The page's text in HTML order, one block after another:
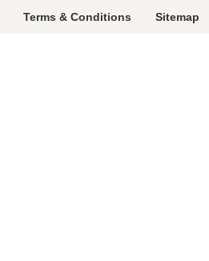
Terms & Conditions Sitemap